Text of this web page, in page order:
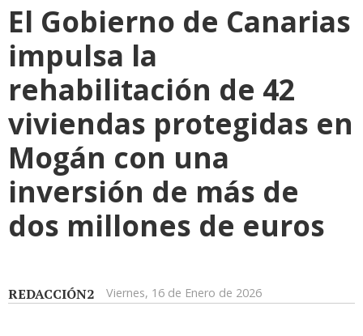
El Gobierno de Canarias
impulsa la
rehabilitación de 42
viviendas protegidas en
Mogán con una
inversión de más de
dos millones de euros
REDACCIÓN2 Viernes, 16 de Enero de 2026